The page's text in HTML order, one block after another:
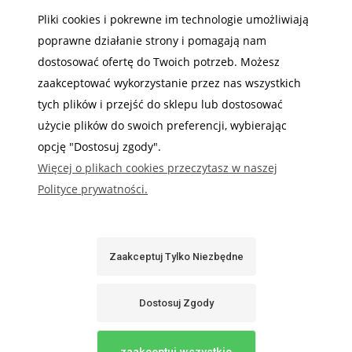
POMOC
MOJE KONTO
INFORMACJE
Gdzie nas możesz znaleźć
Pliki cookies i pokrewne im technologie umożliwiają
poprawne działanie strony i pomagają nam
dostosować ofertę do Twoich potrzeb. Możesz
zaakceptować wykorzystanie przez nas wszystkich
tych plików i przejść do sklepu lub dostosować
użycie plików do swoich preferencji, wybierając
opcję "Dostosuj zgody".
Więcej o plikach cookies przeczytasz w naszej
Polityce prywatności.
Zaakceptuj Tylko Niezbędne
Dostosuj Zgody